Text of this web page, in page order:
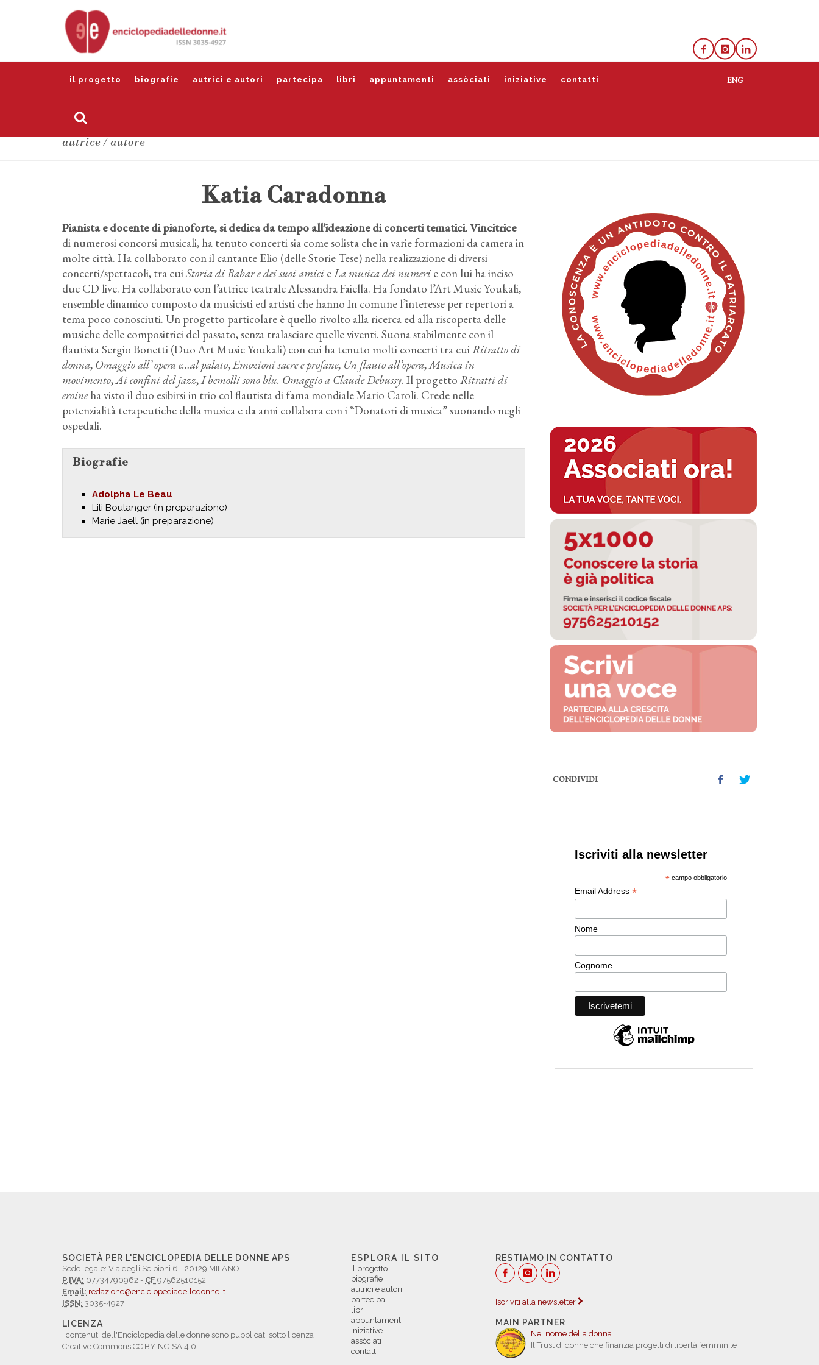
il progetto biografie autrici e autori partecipa libri appuntamenti assòciati iniziative contatti
autrice / autore
CONDIVIDI
Katia Caradonna
Pianista e docente di pianoforte, si dedica da tempo all’ideazione di concerti tematici. Vincitrice
di numerosi concorsi musicali, ha tenuto concerti sia come solista che in varie formazioni da camera in
molte città. Ha collaborato con il cantante Elio (delle Storie Tese) nella realizzazione di diversi
concerti/spettacoli, tra cuiStoria di Babar e dei suoi amici eLa musica dei numeri e con lui ha inciso
due CD live. Ha collaborato con l’attrice teatrale Alessandra Faiella. Ha fondato l’Art Music Youkali,
ensemble dinamico composto da musicisti ed artisti che hanno In comune l’interesse per repertori a
tema poco conosciuti. Un progetto particolare è quello rivolto alla ricerca ed alla riscoperta delle
musiche delle compositrici del passato, senza tralasciare quelle viventi. Suona stabilmente con il
flautista Sergio Bonetti (Duo Art Music Youkali) con cui ha tenuto molti concerti tra cuiRitratto di
donna, Omaggio all’ opera e…al palato,Emozioni sacre e profane, Un flauto all’opera,Musica in
movimento,Ai confini del jazz,I bemolli sono blu. Omaggio a Claude Debussy. Il progetto Ritratti di
eroineha visto il duo esibirsi in trio col flautista di fama mondiale Mario Caroli. Crede nelle
potenzialità terapeutiche della musica e da anni collabora con i “Donatori di musica” suonando negli
ospedali.
Biografie
Adolpha Le Beau
Lili Boulanger (in preparazione)
Marie Jaell (in preparazione)
SOCIETÀ PER L'ENCICLOPEDIA DELLE DONNE APS
Sede legale: Via degli Scipioni 6 - 20129 MILANO
P.IVA: 07734790962 - CF 97562510152
Email: redazione@enciclopediadelledonne.it
ISSN: 3035-4927
LICENZA
I contenuti dell'Enciclopedia delle donne sono pubblicati sotto licenza
Creative Commons CC BY-NC-SA 4.0.
ESPLORA IL SITO
il progetto
biografie
autrici e autori
partecipa
libri
appuntamenti
iniziative
assòciati
contatti
RESTIAMO IN CONTATTO
Iscriviti alla newsletter
MAIN PARTNER
Nel nome della donna
Il Trust di donne che finanzia progetti di libertà femminile